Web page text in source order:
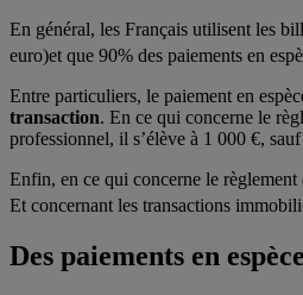
En général, les Français utilisent les
euro)et que 90% des paiements en
Entre particuliers, le paiement en
transaction. En ce qui concerne le
professionnel, il s’élève à 1 000 €,
Enfin, en ce qui concerne le règlement
Et concernant les transactions
Des paiements en